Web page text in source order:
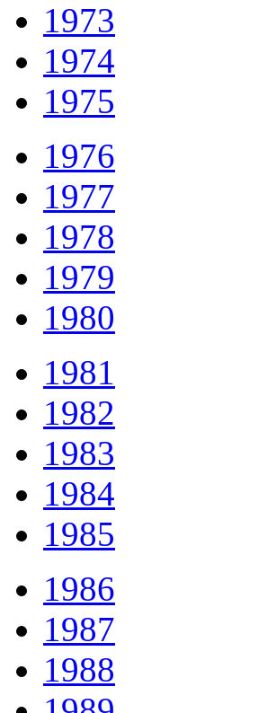
1973
1974
1975
1976
1977
1978
1979
1980
1981
1982
1983
1984
1985
1986
1987
1988